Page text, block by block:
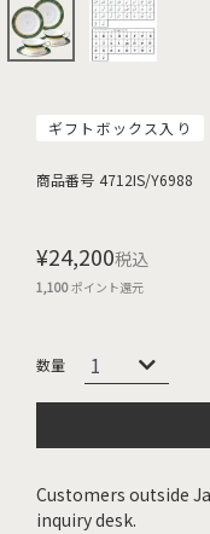
ギフトボックス入り
商品番号 4712IS/Y6988
¥24,200税込
1,100ポイント還元
Customers outside
inquiry desk.